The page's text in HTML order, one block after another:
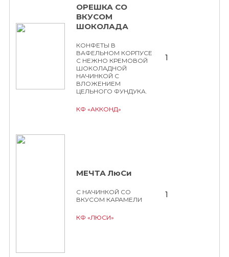
ОРЕШКА СО
ВКУСОМ
ШОКОЛАДА
КОНФЕТЫ В
ВАФЕЛЬНОМ КОРПУСЕ
С НЕЖНО КРЕМОВОЙ
ШОКОЛАДНОЙ
НАЧИНКОЙ С
ВЛОЖЕНИЕМ
ЦЕЛЬНОГО ФУНДУКА.
КФ «АККОНД»
1
МЕЧТА ЛюСи
С НАЧИНКОЙ СО
ВКУСОМ КАРАМЕЛИ
КФ «ЛЮСИ»
1